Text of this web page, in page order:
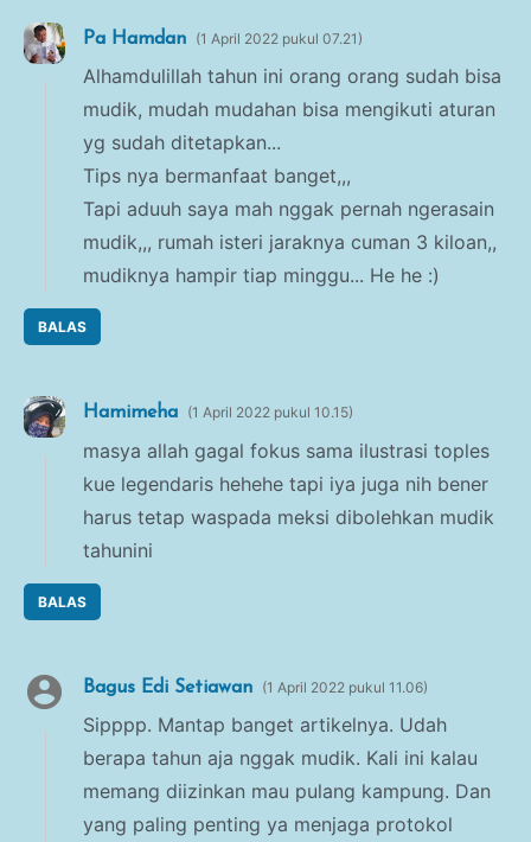
Pa Hamdan 1 April 2022 pukul 07.21
Alhamdulillah tahun ini orang orang sudah bisa
mudik, mudah mudahan bisa mengikuti aturan
yg sudah ditetapkan...
Tips nya bermanfaat banget,,,
Tapi aduuh saya mah nggak pernah ngerasain
mudik,,, rumah isteri jaraknya cuman 3 kiloan,,
mudiknya hampir tiap minggu... He he :)
BALAS
Hamimeha 1 April 2022 pukul 10.15
masya allah gagal fokus sama ilustrasi toples
kue legendaris hehehe tapi iya juga nih bener
harus tetap waspada meksi dibolehkan mudik
tahunini
BALAS
Bagus Edi Setiawan 1 April 2022 pukul 11.06
Sipppp. Mantap banget artikelnya. Udah
berapa tahun aja nggak mudik. Kali ini kalau
memang diizinkan mau pulang kampung. Dan
yang paling penting ya menjaga protokol